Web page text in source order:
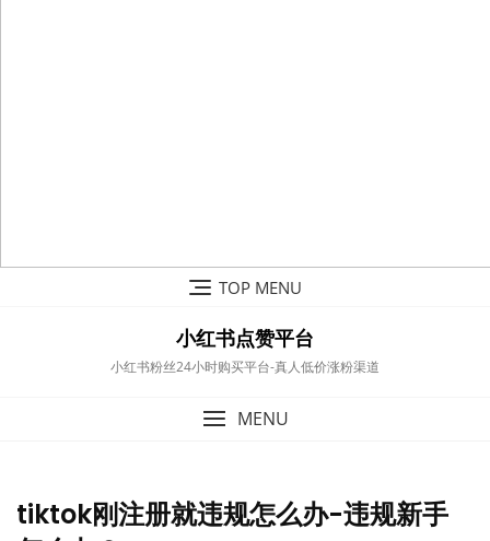
TOP MENU
小红书点赞平台
小红书粉丝24小时购买平台-真人低价涨粉渠道
MENU
tiktok刚注册就违规怎么办-违规新手